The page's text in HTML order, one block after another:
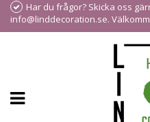
Har du frågor? Skicka oss
info@linddecoration.se.